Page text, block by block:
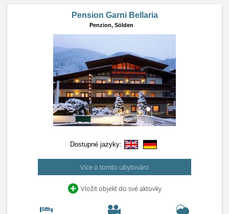
Pension Garni Bellaria
Penzion, Sölden
Dostupné jazyky:
Více o tomto ubytování
Vložit objekt do své aktovky